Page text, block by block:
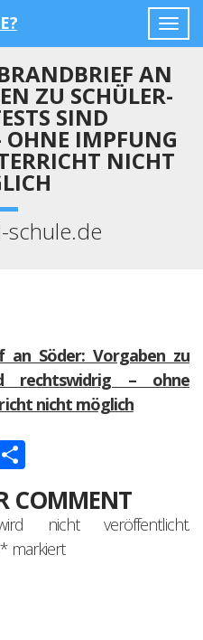
AN
ZU SCHÜLER-
SIND
OHNE IMPFUNG
NICHT
schule.de
an Söder: Vorgaben zu
rechtswidrig – ohne
nicht möglich
COMMENT
nicht veröffentlicht.
*markiert